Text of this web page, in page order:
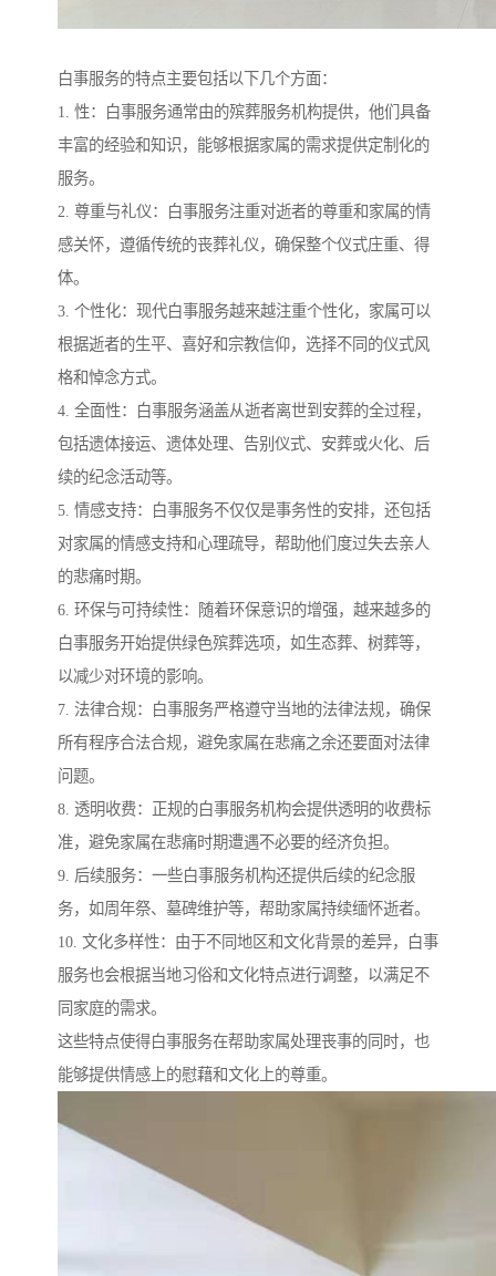
白事服务的特点主要包括以下几个方面：
1. 性：白事服务通常由的殡葬服务机构提供，他们具备
丰富的经验和知识，能够根据家属的需求提供定制化的
服务。
2. 尊重与礼仪：白事服务注重对逝者的尊重和家属的情
感关怀，遵循传统的丧葬礼仪，确保整个仪式庄重、得
体。
3. 个性化：现代白事服务越来越注重个性化，家属可以
根据逝者的生平、喜好和宗教信仰，选择不同的仪式风
格和悼念方式。
4. 全面性：白事服务涵盖从逝者离世到安葬的全过程，
包括遗体接运、遗体处理、告别仪式、安葬或火化、后
续的纪念活动等。
5. 情感支持：白事服务不仅仅是事务性的安排，还包括
对家属的情感支持和心理疏导，帮助他们度过失去亲人
的悲痛时期。
6. 环保与可持续性：随着环保意识的增强，越来越多的
白事服务开始提供绿色殡葬选项，如生态葬、树葬等，
以减少对环境的影响。
7. 法律合规：白事服务严格遵守当地的法律法规，确保
所有程序合法合规，避免家属在悲痛之余还要面对法律
问题。
8. 透明收费：正规的白事服务机构会提供透明的收费标
准，避免家属在悲痛时期遭遇不必要的经济负担。
9. 后续服务：一些白事服务机构还提供后续的纪念服
务，如周年祭、墓碑维护等，帮助家属持续缅怀逝者。
10. 文化多样性：由于不同地区和文化背景的差异，白事
服务也会根据当地习俗和文化特点进行调整，以满足不
同家庭的需求。
这些特点使得白事服务在帮助家属处理丧事的同时，也
能够提供情感上的慰藉和文化上的尊重。